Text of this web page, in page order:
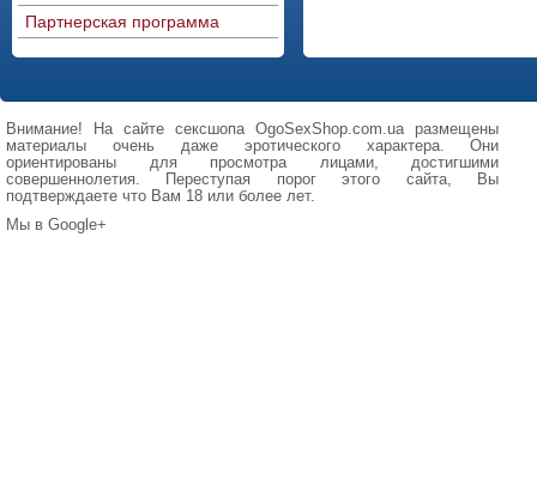
Партнерская программа
Внимание! На сайте сексшопа OgoSexShop.com.ua размещены
материалы очень даже эротического характера. Они
ориентированы для просмотра лицами, достигшими
совершеннолетия. Переступая порог этого сайта, Вы
подтверждаете что Вам 18 или более лет.
Мы в Google+